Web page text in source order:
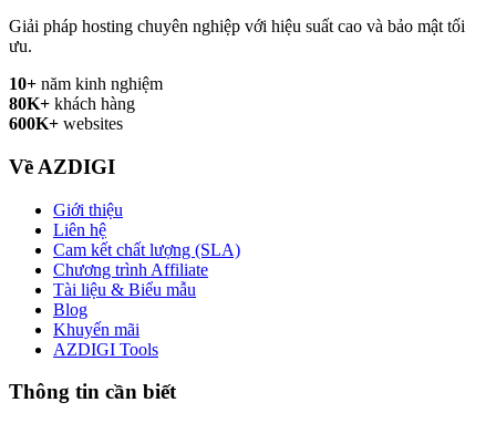
Giải pháp hosting chuyên nghiệp với hiệu suất cao và bảo mật tối
ưu.
10+ năm kinh nghiệm
80K+ khách hàng
600K+ websites
Về AZDIGI
Giới thiệu
Liên hệ
Cam kết chất lượng (SLA)
Chương trình Affiliate
Tài liệu & Biểu mẫu
Blog
Khuyến mãi
AZDIGI Tools
Thông tin cần biết